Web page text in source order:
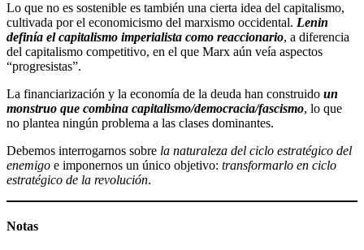
Lo que no es sostenible es también una cierta idea del capitalismo,
cultivada por el economicismo del marxismo occidental. Lenin
definía el capitalismo imperialista como reaccionario, a diferencia
del capitalismo competitivo, en el que Marx aún veía aspectos
“progresistas”.
La financiarización y la economía de la deuda han construido un
monstruo que combina capitalismo/democracia/fascismo, lo que
no plantea ningún problema a las clases dominantes.
Debemos interrogarnos sobre la naturaleza del ciclo estratégico del
enemigo e imponernos un único objetivo: transformarlo en ciclo
estratégico de la revolución.
Notas